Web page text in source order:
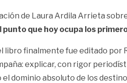
de Laura Ardila Arrieta
punto que hoy ocupa los
libro finalmente fue editado
explicar, con rigor
dominio absoluto de los